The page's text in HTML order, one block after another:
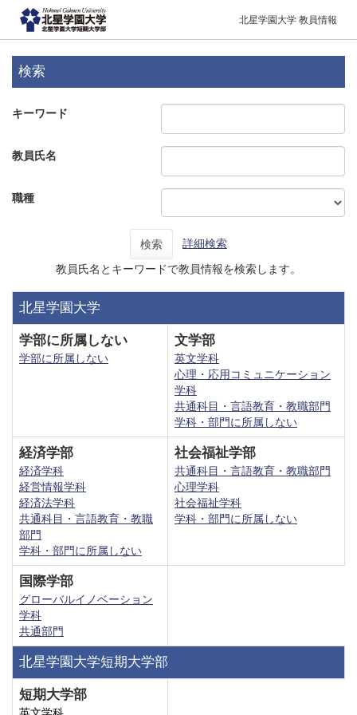
北星学園大学 教員情報
検索
キーワード
教員氏名
職種
検索 詳細検索
教員氏名とキーワードで教員情報を検索します。
北星学園大学
学部に所属しない
学部に所属しない
文学部
英文学科
心理・応用コミュニケーション
学科
共通科目・言語教育・教職部門
学科・部門に所属しない
経済学部
経済学科
経営情報学科
経済法学科
共通科目・言語教育・教職
部門
学科・部門に所属しない
社会福祉学部
共通科目・言語教育・教職部門
心理学科
社会福祉学科
学科・部門に所属しない
国際学部
グローバルイノベーション
学科
共通部門
北星学園大学短期大学部
短期大学部